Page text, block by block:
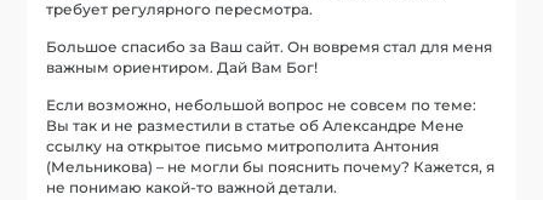
требует регулярного пересмотра.
Большое спасибо за Ваш сайт. Он вовремя стал для меня
важным ориентиром. Дай Вам Бог!
Если возможно, небольшой вопрос не совсем по теме:
Вы так и не разместили в статье об Александре Мене
ссылку на открытое письмо митрополита Антония
(Мельникова) – не могли бы пояснить почему? Кажется, я
не понимаю какой-то важной детали.